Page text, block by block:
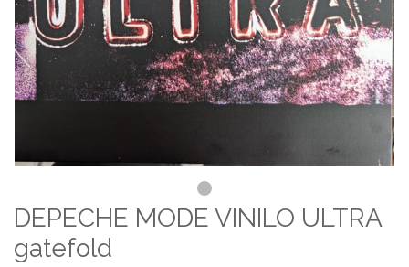
DEPECHE MODE VINILO ULTRA
gatefold